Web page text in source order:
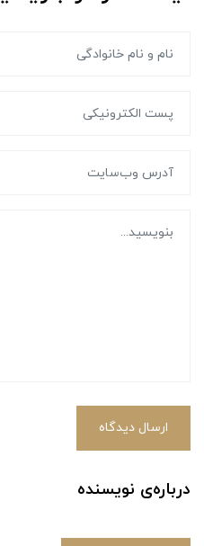
ارسال دیدگاه
درباره‌ی نویسنده